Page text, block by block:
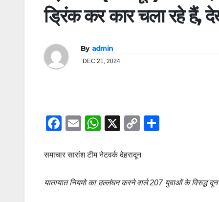
ड्रिंक कर कार चला रहे हैं,
By admin
DEC 21, 2024
F
c
b
E
ail
W
at
A
X
C
p
Li
समाचार सारांश टीम नेटवर्क देहरादून
यातायात नियमो का उल्लंघन करने वाले 207 युवाओं के विरुद्ध दून